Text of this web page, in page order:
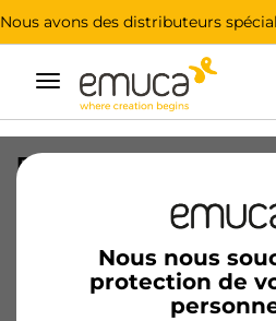
Nous avons des distributeurs
Alterner
navigation
Nous nous
protection de
Porta cravates latéral
Plastique et
Devenir